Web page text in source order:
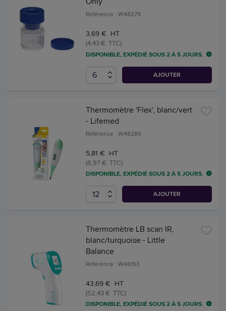
Référence : W48279
3,69 € HT
(4,43 € TTC)
DISPONIBLE, EXPÉDIÉ SOUS 2 À 5 JOURS.
AJOUTER
Thermomètre 'Flex', blanc/vert
- Lifemed
Référence : W48289
5,81 € HT
(6,97 € TTC)
DISPONIBLE, EXPÉDIÉ SOUS 2 À 5 JOURS.
AJOUTER
Thermomètre LB scan IR,
blanc/turquoise - Little
Balance
Référence : W48153
43,69 € HT
(52,43 € TTC)
DISPONIBLE, EXPÉDIÉ SOUS 2 À 5 JOURS.